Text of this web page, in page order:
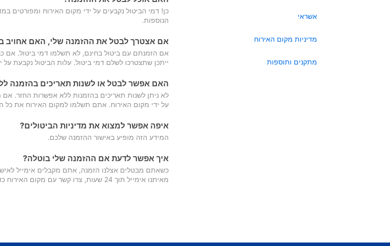
אשראי
מדיניות מקום האירוח
מתקנים ותוספות
כן! דמי הביטול נקבעים על ידי מקום האירוח ומפורטים
הנוספות.
אם אצטרך לבטל את ההזמנה שלי, האם אחויב
אם הזמנתם עם ביטול בחינם, לא תשלמו דמי ביטול. אם
ייתכן שתצטרכו לשלם דמי ביטול. עלות הביטול נקבעת
האם אפשר לבטל או לשנות תאריכים בהזמנה
לא ניתן לשנות תאריכים בהזמנות ללא אפשרות החזר.
על ידי מקום האירוח. אתם תשלמו למקום האירוח את כל
איפה אפשר למצוא את מדיניות הביטולים?
המידע הזה מופיע באישור ההזמנה שלכם.
איך אפשר לדעת אם ההזמנה שלי בוטלה?
כשאתם מבטלים אצלנו הזמנה, אתם מקבלים אימייל
מאיתנו אימייל תוך 24 שעות, צרו קשר עם מקום האירוח כדי לוודא את הביטול.